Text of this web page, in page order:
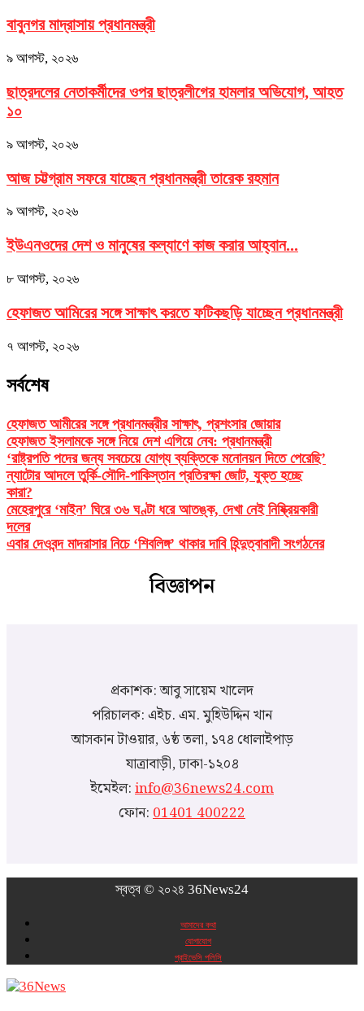
বাবুনগর মাদ্রাসায় প্রধানমন্ত্রী
৯ আগস্ট, ২০২৬
ছাত্রদলের নেতাকর্মীদের ওপর ছাত্রলীগের হামলার অভিযোগ, আহত
১০
৯ আগস্ট, ২০২৬
আজ চট্টগ্রাম সফরে যাচ্ছেন প্রধানমন্ত্রী তারেক রহমান
৯ আগস্ট, ২০২৬
ইউএনওদের দেশ ও মানুষের কল্যাণে কাজ করার আহ্বান...
৮ আগস্ট, ২০২৬
হেফাজত আমিরের সঙ্গে সাক্ষাৎ করতে ফটিকছড়ি যাচ্ছেন প্রধানমন্ত্রী
৭ আগস্ট, ২০২৬
সর্বশেষ
হেফাজত আমীরের সঙ্গে প্রধানমন্ত্রীর সাক্ষাৎ, প্রশংসার জোয়ার
হেফাজত ইসলামকে সঙ্গে নিয়ে দেশ এগিয়ে নেব: প্রধানমন্ত্রী
‘রাষ্ট্রপতি পদের জন্য সবচেয়ে যোগ্য ব্যক্তিকে মনোনয়ন দিতে পেরেছি’
ন্যাটোর আদলে তুর্কি-সৌদি-পাকিস্তান প্রতিরক্ষা জোট, যুক্ত হচ্ছে
কারা?
মেহেরপুরে ‘মাইন’ ঘিরে ৩৬ ঘণ্টা ধরে আতঙ্ক, দেখা নেই নিষ্ক্রিয়কারী
দলের
এবার দেওবন্দ মাদরাসার নিচে ‘শিবলিঙ্গ’ থাকার দাবি হিন্দুত্বাবাদী সংগঠনের
বিজ্ঞাপন
প্রকাশক: আবু সায়েম খালেদ
পরিচালক: এইচ. এম. মুহিউদ্দিন খান
আসকান টাওয়ার, ৬ষ্ঠ তলা, ১৭৪ ধোলাইপাড়
যাত্রাবাড়ী, ঢাকা-১২০৪
ইমেইল:info@36news24.com
ফোন:01401 400222
স্বত্ব © ২০২৪ 36News24
আমাদের কথা
যোগাযোগ
প্রাইভেসি পলিসি